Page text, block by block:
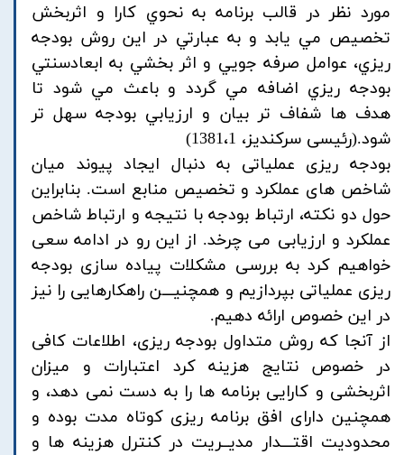
مورد نظر در قالب برنامه به نحوي كارا و اثربخش
تخصيص مي يابد و به عبارتي در اين روش بودجه
ريزي، عوامل صرفه جويي و اثر بخشي به ابعادسنتي
بودجه ريزي اضافه مي گردد و باعث مي شود تا
هدف ها شفاف تر بيان و ارزيابي بودجه سهل تر
شود.(رئیسی سرکندیز، 1381،1)
بودجه ریزی عملیاتی به دنبال ایجاد پیوند میان
شاخص های عملکرد و تخصیص منابع است. بنابراین
حول دو نکته، ارتباط بودجه با نتیجه و ارتباط شاخص
عملکرد و ارزیابی می چرخد. از این رو در ادامه سعی
خواهیم کرد به بررسی مشکلات پیاده سازی بودجه
ریزی عملیاتی بپردازیم و همچنیـــن راهکارهایی را نیز
در این خصوص ارائه دهیم.
از آنجا که روش متداول بودجه ریزی، اطلاعات کافی
در خصوص نتایج هزینه کرد اعتبارات و میزان
اثربخشی و کارایی برنامه ها را به دست نمی دهد، و
همچنین دارای افق برنامه ریزی کوتاه مدت بوده و
محدودیت اقتـــدار مدیــریت در کنترل هزینه ها و